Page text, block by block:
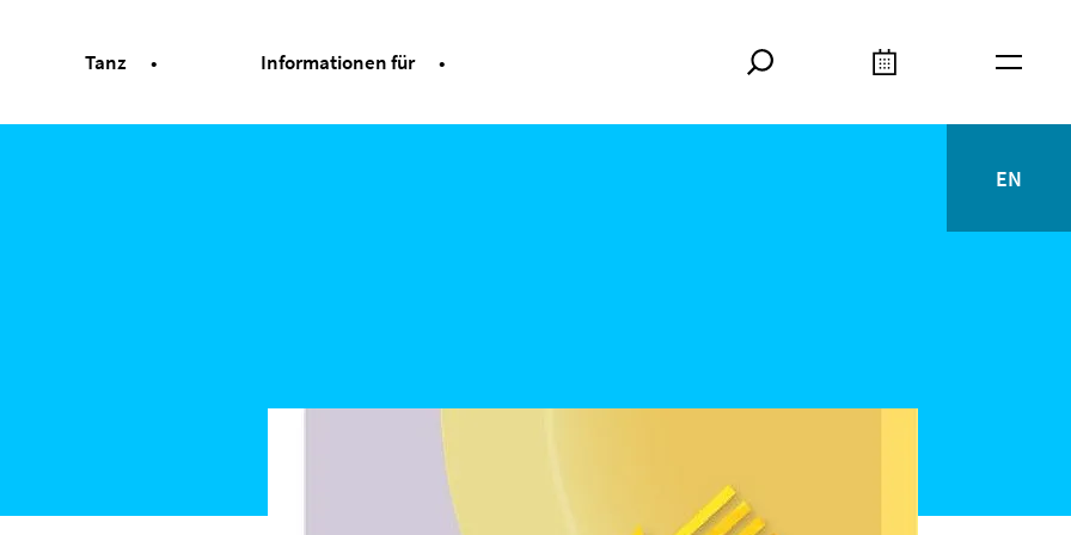
Tanz Informationen für Suche Kalender Meta
ENEnglish